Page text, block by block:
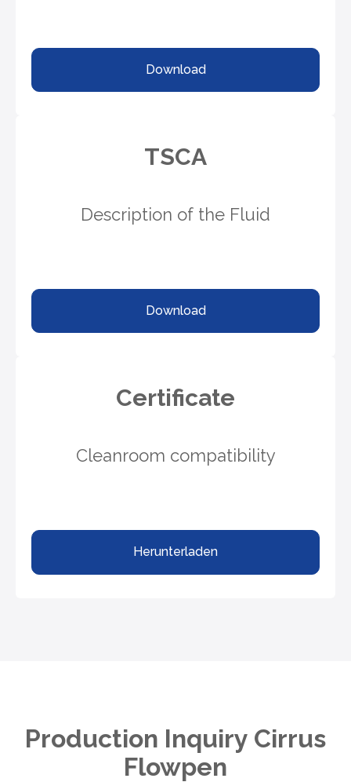
Download
TSCA
Description of the Fluid
Download
Certificate
Cleanroom compatibility
Herunterladen
Production Inquiry Cirrus
Flowpen